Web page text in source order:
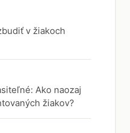
v žiakoch
Ako naozaj
žiakov?